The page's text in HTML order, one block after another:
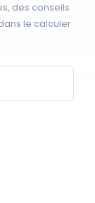
des conseils
le calculer